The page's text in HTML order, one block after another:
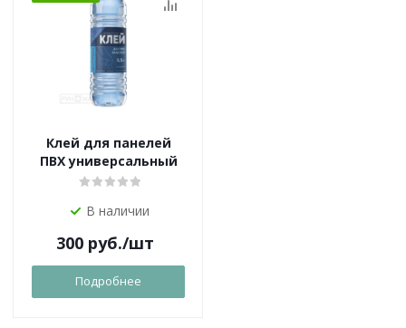
Клей для панелей
ПВХ универсальный
В наличии
300 руб./шт
Подробнее